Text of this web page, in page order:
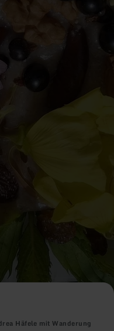
Häfele mit Wanderung